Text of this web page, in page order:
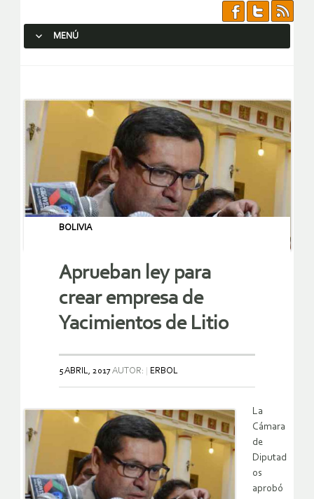
MENÚ
BOLIVIA
Aprueban ley para
crear empresa de
Yacimientos de Litio
5 ABRIL, 2017AUTOR: ERBOL
La
Cámara
de
Diputad
os
aprobó